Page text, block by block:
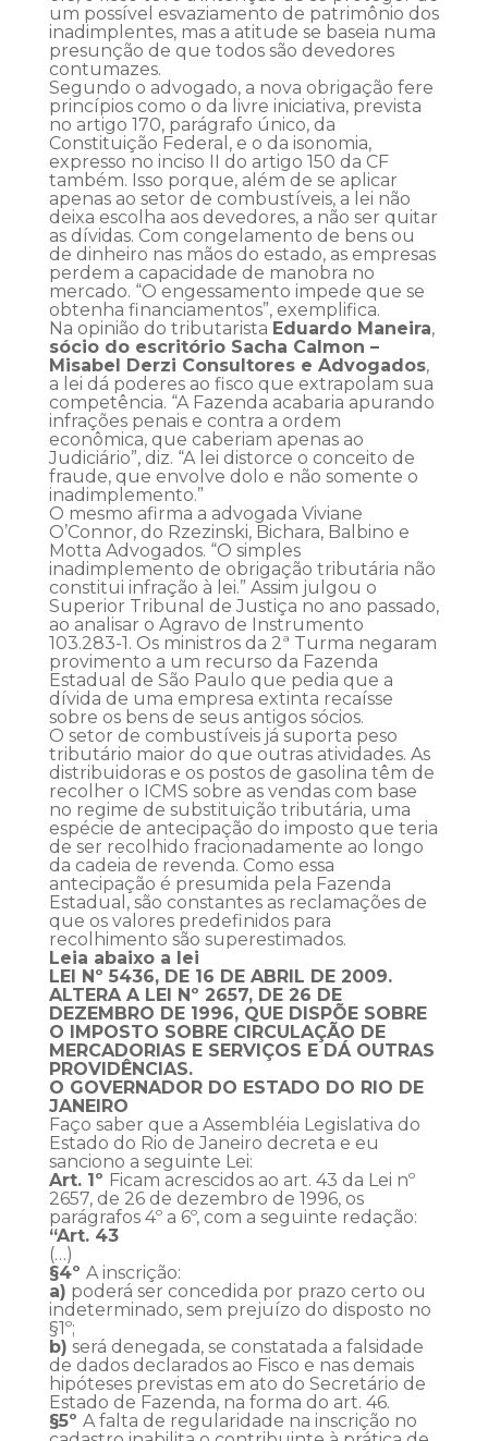
um possível esvaziamento de patrimônio dos
inadimplentes, mas a atitude se baseia numa
presunção de que todos são devedores
contumazes.
Segundo o advogado, a nova obrigação fere
princípios como o da livre iniciativa, prevista
no artigo 170, parágrafo único, da
Constituição Federal, e o da isonomia,
expresso no inciso II do artigo 150 da CF
também. Isso porque, além de se aplicar
apenas ao setor de combustíveis, a lei não
deixa escolha aos devedores, a não ser quitar
as dívidas. Com congelamento de bens ou
de dinheiro nas mãos do estado, as empresas
perdem a capacidade de manobra no
mercado. “O engessamento impede que se
obtenha financiamentos”, exemplifica.
Na opinião do tributarista Eduardo Maneira,
sócio do escritório Sacha Calmon –
Misabel Derzi Consultores e Advogados,
a lei dá poderes ao fisco que extrapolam sua
competência. “A Fazenda acabaria apurando
infrações penais e contra a ordem
econômica, que caberiam apenas ao
Judiciário”, diz. “A lei distorce o conceito de
fraude, que envolve dolo e não somente o
inadimplemento.”
O mesmo afirma a advogada Viviane
O’Connor, do Rzezinski, Bichara, Balbino e
Motta Advogados. “O simples
inadimplemento de obrigação tributária não
constitui infração à lei.” Assim julgou o
Superior Tribunal de Justiça no ano passado,
ao analisar o Agravo de Instrumento
103.283-1. Os ministros da 2ª Turma negaram
provimento a um recurso da Fazenda
Estadual de São Paulo que pedia que a
dívida de uma empresa extinta recaísse
sobre os bens de seus antigos sócios.
O setor de combustíveis já suporta peso
tributário maior do que outras atividades. As
distribuidoras e os postos de gasolina têm de
recolher o ICMS sobre as vendas com base
no regime de substituição tributária, uma
espécie de antecipação do imposto que teria
de ser recolhido fracionadamente ao longo
da cadeia de revenda. Como essa
antecipação é presumida pela Fazenda
Estadual, são constantes as reclamações de
que os valores predefinidos para
recolhimento são superestimados.
Leia abaixo a lei
LEI Nº 5436, DE 16 DE ABRIL DE 2009.
ALTERA A LEI Nº 2657, DE 26 DE
DEZEMBRO DE 1996, QUE DISPÕE SOBRE
O IMPOSTO SOBRE CIRCULAÇÃO DE
MERCADORIAS E SERVIÇOS E DÁ OUTRAS
PROVIDÊNCIAS.
O GOVERNADOR DO ESTADO DO RIO DE
JANEIRO
Faço saber que a Assembléia Legislativa do
Estado do Rio de Janeiro decreta e eu
sanciono a seguinte Lei:
Art. 1º Ficam acrescidos ao art. 43 da Lei nº
2657, de 26 de dezembro de 1996, os
parágrafos 4º a 6º, com a seguinte redação:
“Art. 43
(…)
§4º A inscrição:
a) poderá ser concedida por prazo certo ou
indeterminado, sem prejuízo do disposto no
§1º;
b) será denegada, se constatada a falsidade
de dados declarados ao Fisco e nas demais
hipóteses previstas em ato do Secretário de
Estado de Fazenda, na forma do art. 46.
§5º A falta de regularidade na inscrição no